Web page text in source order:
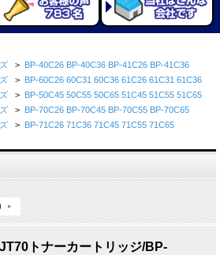
> BP-40C26 BP-40C36 BP-41C26 BP-41C36
> BP-60C26 60C31 60C36 61C26 61C31 61C36
> BP-50C45 50C55 50C65 51C45 51C55 51C65
> BP-70C26 BP-70C45 BP-70C55 BP-70C65
> BP-71C26 71C36 71C45 71C55 71C65
トナーカートリッジ/BP-